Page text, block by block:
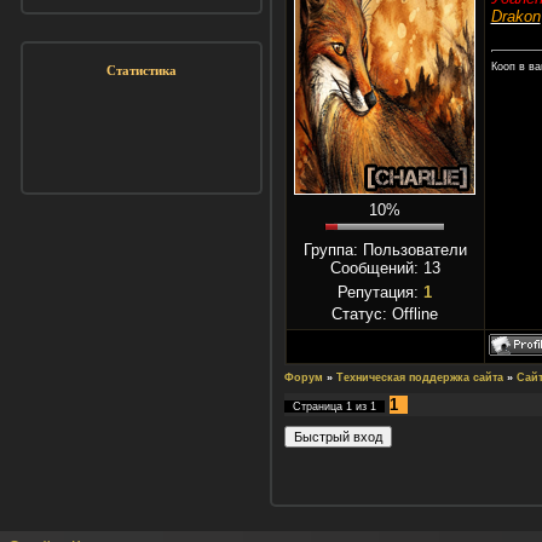
Статистика
10%
Группа: Пользователи
Сообщений: 13
Репутация: 1
Статус: Offline
Drakon
Кооп в
Форум » Техническая поддержка сайта »
Страница 1из 1 1